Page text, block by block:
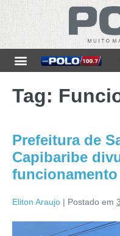
Tag:
Prefeitura de
Capibaribe
Eliton Araujo | Postado em